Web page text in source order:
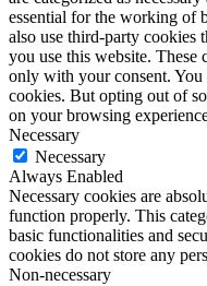
essential for the working of
also use third-party cookies
you use this website.
only with your consent. You
cookies. But opting out of
on your browsing
Necessary
Necessary
Always Enabled
Necessary cookies are
function properly. This
basic functionalities and
cookies do not store any
Non-necessary